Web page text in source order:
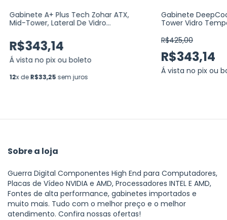
Gabinete A+ Plus Tech Zohar ATX,
Mid-Tower, Lateral De Vidro
(AP-GB-4780)
R$343,14
Á vista no pix ou boleto
12x deR$33,25 sem juros
Gabinete
Tower Vidro
R$425,00
R$343,14
Á vista no pix ou
Sobre a loja
Guerra Digital Componentes High End para Computadores,
Placas de Vídeo NVIDIA e AMD, Processadores INTEL E AMD,
Fontes de alta performance, gabinetes importados e
muito mais. Tudo com o melhor preço e o melhor
atendimento. Confira nossas ofertas!